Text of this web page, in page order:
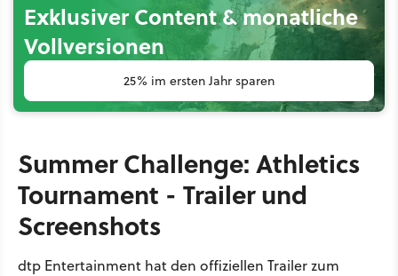
Exklusiver Content & monatliche
Vollversionen
25% im ersten Jahr sparen
Summer Challenge: Athletics
Tournament - Trailer und
Screenshots
dtp Entertainment hat den offiziellen Trailer zum